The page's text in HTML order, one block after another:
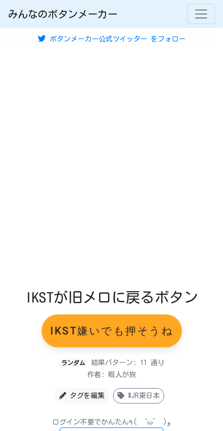
みんなのボタンメーカー
ボタンメーカー公式ツイッター をフォロー
IKSTが旧メロに戻るボタン
IKST嫌いでも押そうね
ランダム
結果パターン: 11 通り
作者: 暇人が旅
タグを編集 #JR東日本
ログイン不要でかんたん٩( ‘ω’ )و